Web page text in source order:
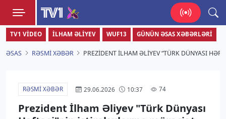
TV1
Zamanı bizimlə yaşa!
TV1 VIDEO İLHAM ƏLIYEV WUF13 GÜNÜN ƏSAS XƏBƏRLƏRI
ƏSAS RƏSMI XƏBƏR PREZIDENT İLHAM ƏLIYEV “TÜRK DÜNYASI
RƏSMI XƏBƏR 29.06.2026 10:37 74
Prezident İlham Əliyev "Türk Dünyası